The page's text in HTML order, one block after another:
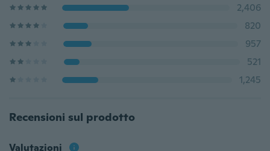
2,406
820
957
521
1,245
Recensioni sul prodotto
Valutazioni